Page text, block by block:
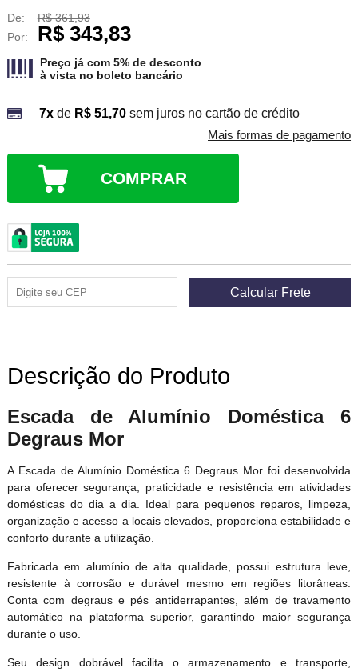
De:
R$ 361,93
Por:
R$ 343,83
Preço já com 5% de desconto
à vista no boleto bancário
7xde R$ 51,70 sem juros no cartão de crédito
Mais formas de pagamento
COMPRAR
Descrição do Produto
Escada de Alumínio Doméstica 6
Degraus Mor
A Escada de Alumínio Doméstica 6 Degraus Mor foi desenvolvida
para oferecer segurança, praticidade e resistência em atividades
domésticas do dia a dia. Ideal para pequenos reparos, limpeza,
organização e acesso a locais elevados, proporciona estabilidade e
conforto durante a utilização.
Fabricada em alumínio de alta qualidade, possui estrutura leve,
resistente à corrosão e durável mesmo em regiões litorâneas.
Conta com degraus e pés antiderrapantes, além de travamento
automático na plataforma superior, garantindo maior segurança
durante o uso.
Seu design dobrável facilita o armazenamento e transporte,